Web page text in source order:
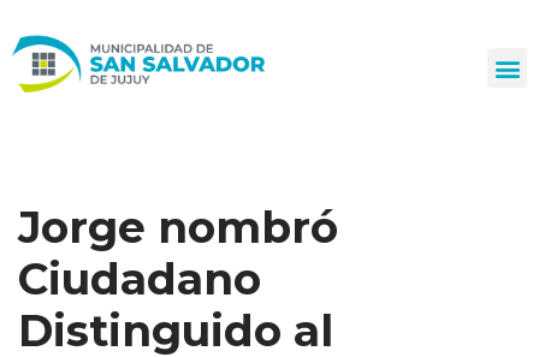
al
Jorge nombró
Ciudadano
Distinguido al